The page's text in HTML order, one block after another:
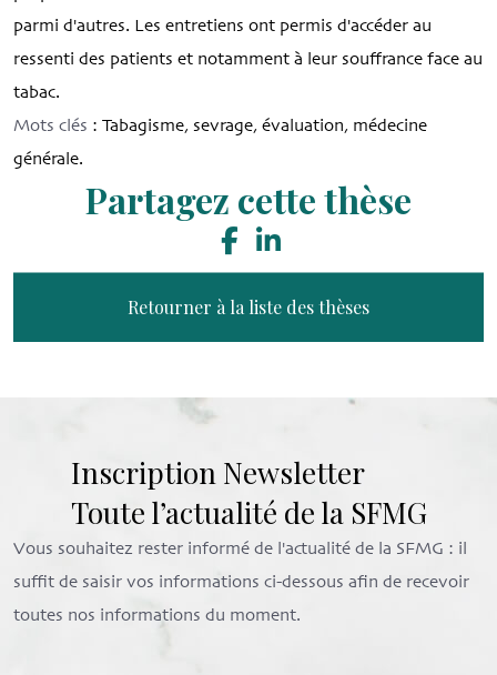
parmi d'autres. Les entretiens ont permis d'accéder au
ressenti des patients et notamment à leur souffrance face au
tabac.
Mots clés : Tabagisme, sevrage, évaluation, médecine
générale.
Partagez cette thèse
Retourner à la liste des thèses
Inscription Newsletter
Toute l’actualité de la SFMG
Vous souhaitez rester informé de l'actualité de la SFMG : il
suffit de saisir vos informations ci-dessous afin de recevoir
toutes nos informations du moment.